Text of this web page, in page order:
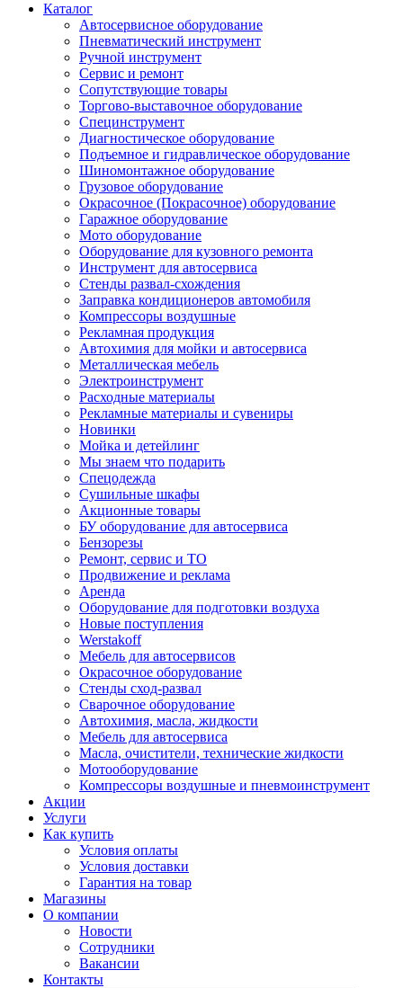
Каталог
Автосервисное оборудование
Пневматический инструмент
Ручной инструмент
Сервис и ремонт
Сопутствующие товары
Торгово-выставочное оборудование
Специнструмент
Диагностическое оборудование
Подъемное и гидравлическое оборудование
Шиномонтажное оборудование
Грузовое оборудование
Окрасочное (Покрасочное) оборудование
Гаражное оборудование
Мото оборудование
Оборудование для кузовного ремонта
Инструмент для автосервиса
Стенды развал-схождения
Заправка кондиционеров автомобиля
Компрессоры воздушные
Рекламная продукция
Автохимия для мойки и автосервиса
Металлическая мебель
Электроинструмент
Расходные материалы
Рекламные материалы и сувениры
Новинки
Мойка и детейлинг
Мы знаем что подарить
Спецодежда
Сушильные шкафы
Акционные товары
БУ оборудование для автосервиса
Бензорезы
Ремонт, сервис и ТО
Продвижение и реклама
Аренда
Оборудование для подготовки воздуха
Новые поступления
Werstakoff
Мебель для автосервисов
Окрасочное оборудование
Стенды сход-развал
Сварочное оборудование
Автохимия, масла, жидкости
Мебель для автосервиса
Масла, очистители, технические жидкости
Мотооборудование
Компрессоры воздушные и пневмоинструмент
Акции
Услуги
Как купить
Условия оплаты
Условия доставки
Гарантия на товар
Магазины
О компании
Новости
Сотрудники
Вакансии
Контакты